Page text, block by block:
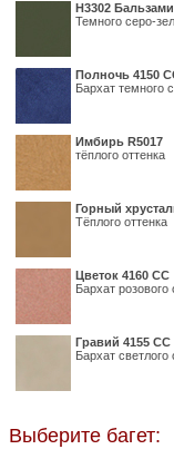
Н3302
Темного серо-
Полночь 4150
Бархат темного
Имбирь R5017
тёплого оттенка
Горный
Тёплого оттенка
Цветок 4160 СС
Бархат розового
Гравий 4155 СС
Бархат светлого
Выберите багет: